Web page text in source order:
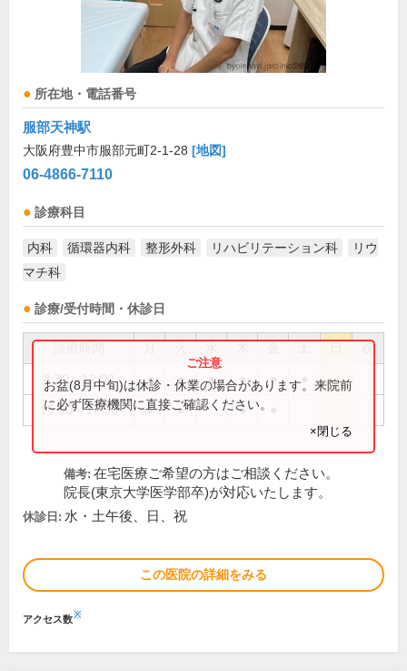
所在地・電話番号
服部天神駅
大阪府豊中市服部元町2-1-28 [地図]
06-4866-7110
診療科目
内科 循環器内科 整形外科 リハビリテーション科
リウ
マチ科
診療/受付時間・休診日
祝
8:30～12:00 ● ● ● ● ●
15:00～17:30 ● ● ●
お盆(8月中旬)は休診・休業の場合があります。来院前
に必ず医療機関に直接ご確認ください。
×閉じる
備考: 在宅医療ご希望の方はご相談ください。
院長(東京大学医学部卒)が対応いたします。
休診日: 水・土午後、日、祝
この医院の詳細をみる
アクセス数※